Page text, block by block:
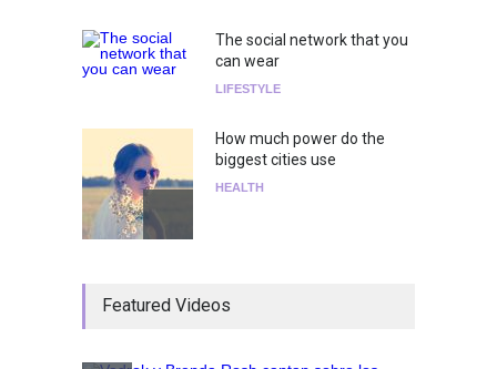
The social network that you
can wear
LIFESTYLE
How much power do the
biggest cities use
HEALTH
el show de Richie O'Farrill
Featured Videos